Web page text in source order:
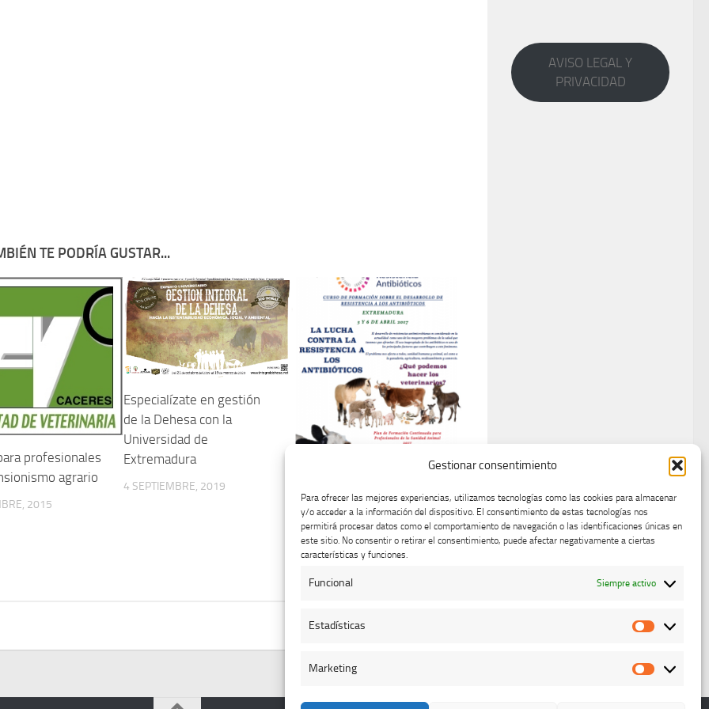
Gestionar consentimiento
Para ofrecer las mejores experiencias, utilizamos tecnologías como las cookies para almacenar
y/o acceder a la información del dispositivo. El consentimiento de estas tecnologías nos
permitirá procesar datos como el comportamiento de navegación o las identificaciones únicas en
este sitio. No consentir o retirar el consentimiento, puede afectar negativamente a ciertas
características y funciones.
Funcional Siempre activo
Estadísticas
Marketing
Marketing
TE PODRÍA GUSTAR...
profesionales
agrario
2015
Especialízate en gestión
de la Dehesa con la
Universidad de
Extremadura
4 SEPTIEMBRE, 2019
Curso Formación
Resistencia
Antimicrobianos Sanidad
Animal EXTREMADURA
10 FEBRERO, 2017
AVISO LEGAL Y
PRIVACIDAD